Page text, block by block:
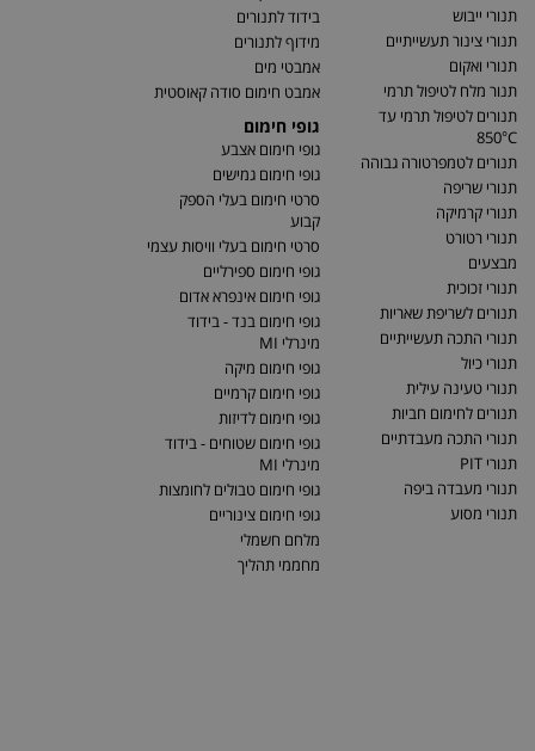
תנורי ייבוש
תנורי צינור תעשייתיים
תנורי ואקום
תנור מלח לטיפול תרמי
תנורים לטיפול תרמי עד
850°C
תנורים לטמפרטורה גבוהה
תנורי שריפה
תנורי קרמיקה
תנורי רטורט
מבצעים
תנורי זכוכית
תנורים לשריפת שאריות
תנורי התכה תעשייתיים
תנורי כיול
תנורי טעינה עילית
תנורים לחימום חביות
תנורי התכה מעבדתיים
תנורי PIT
תנורי מעבדה ביפה
תנורי מסוע
בידוד לתנורים
מידוף לתנורים
אמבטי מים
אמבט חימום סודה קאוסטית
גופי חימום
גופי חימום אצבע
גופי חימום גמישים
סרטי חימום בעלי הספק
קבוע
סרטי חימום בעלי וויסות עצמי
גופי חימום ספירליים
גופי חימום אינפרא אדום
גופי חימום בנד - בידוד
מינרלי MI
גופי חימום מיקה
גופי חימום קרמיים
גופי חימום לדיזות
גופי חימום שטוחים - בידוד
מינרלי MI
גופי חימום טבולים לחומצות
גופי חימום צינוריים
מלחם חשמלי
מחממי תהליך